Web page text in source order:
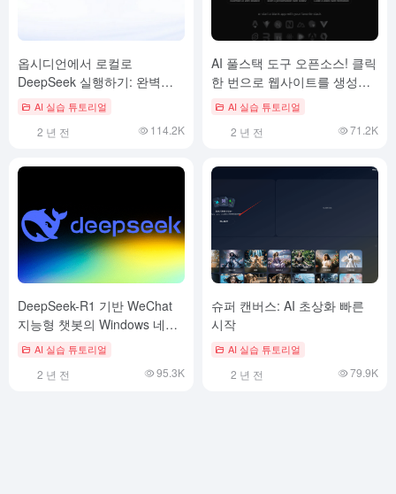
옵시디언에서 로컬로
DeepSeek 실행하기: 완벽한
초보자 가이드
AI 실습 튜토리얼
2 년 전 114.2K
AI 풀스택 도구 오픈소스! 클릭
한 번으로 웹사이트를 생성하
는 Ollama+Qwen2.5-Code
합니다!
AI 실습 튜토리얼
2 년 전 71.2K
DeepSeek-R1 기반 WeChat
지능형 챗봇의 Windows 네이
티브 배포
AI 실습 튜토리얼
2 년 전 95.3K
슈퍼 캔버스: AI 초상화 빠른
시작
AI 실습 튜토리얼
2 년 전 79.9K